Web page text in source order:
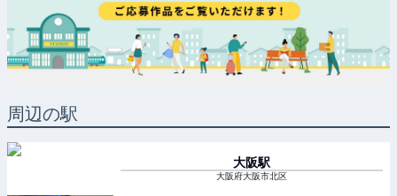
周辺の駅
大阪駅
大阪府大阪市北区